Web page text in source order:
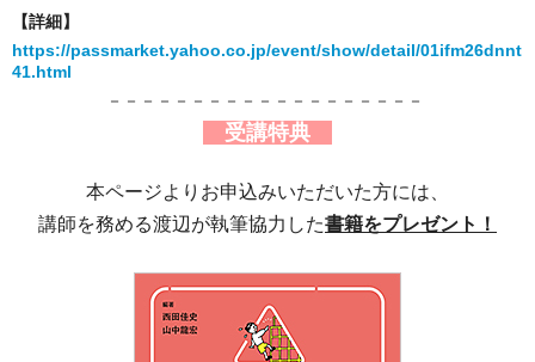
【詳細】
https://passmarket.yahoo.co.jp/event/show/detail/01ifm26dnnt
41.html
－－－－－－－－－－－－－－－－－－－
受講特典
本ページよりお申込みいただいた方には、
講師を務める渡辺が執筆協力した書籍をプレゼント！